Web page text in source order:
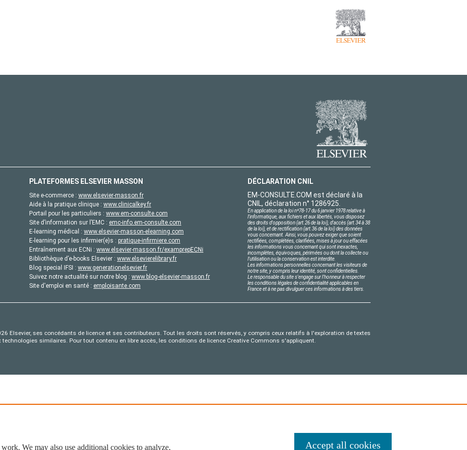
PLATEFORMES ELSEVIER MASSON
Site e-commerce : www.elsevier-masson.fr
Aide à la pratique clinique : www.clinicalkey.fr
Portail pour les particuliers : www.em-consulte.com
Site d’information sur l’EMC : emc-info.em-consulte.com
E-learning médical : www.elsevier-masson-elearning.com
E-learning pour les infirmier(e)s : pratique-infirmiere.com
Entraînement aux ECNi : www.elsevier-masson.fr/examprepECNi
Bibliothèque d’e-books Elsevier : www.elsevierelibrary.fr
Blog special IFSI : www.generationelsevier.fr
Suivez notre actualité sur notre blog : www.blog-elsevier-masson.fr
Site d'emploi en santé : emploisante.com
DÉCLARATION CNIL
EM-CONSULTE.COM est déclaré à la
CNIL, déclaration n° 1286925.
En application de la loi nº78-17 du 6 janvier 1978 relative à
l'informatique, aux fichiers et aux libertés, vous disposez
des droits d'opposition (art.26 de la loi), d'accès (art.34 à 38
de la loi), et de rectification (art.36 de la loi) des données
vous concernant. Ainsi, vous pouvez exiger que soient
rectifiées, complétées, clarifiées, mises à jour ou effacées
les informations vous concernant qui sont inexactes,
incomplètes, équivoques, périmées ou dont la collecte ou
l'utilisation ou la conservation est interdite.
Les informations personnelles concernant les visiteurs de
notre site, y compris leur identité, sont confidentielles.
Le responsable du site s'engage sur l'honneur à respecter
les conditions légales de confidentialité applicables en
France et à ne pas divulguer ces informations à des tiers.
Elsevier, ses concédants de licence et ses contributeurs. Tout les droits sont réservés, y compris ceux relatifs à l'exploration de textes
technologies similaires. Pour tout contenu en libre accès, les conditions de licence Creative Commons s'appliquent.
We may also use additional cookies to analyze, Accept all cookies